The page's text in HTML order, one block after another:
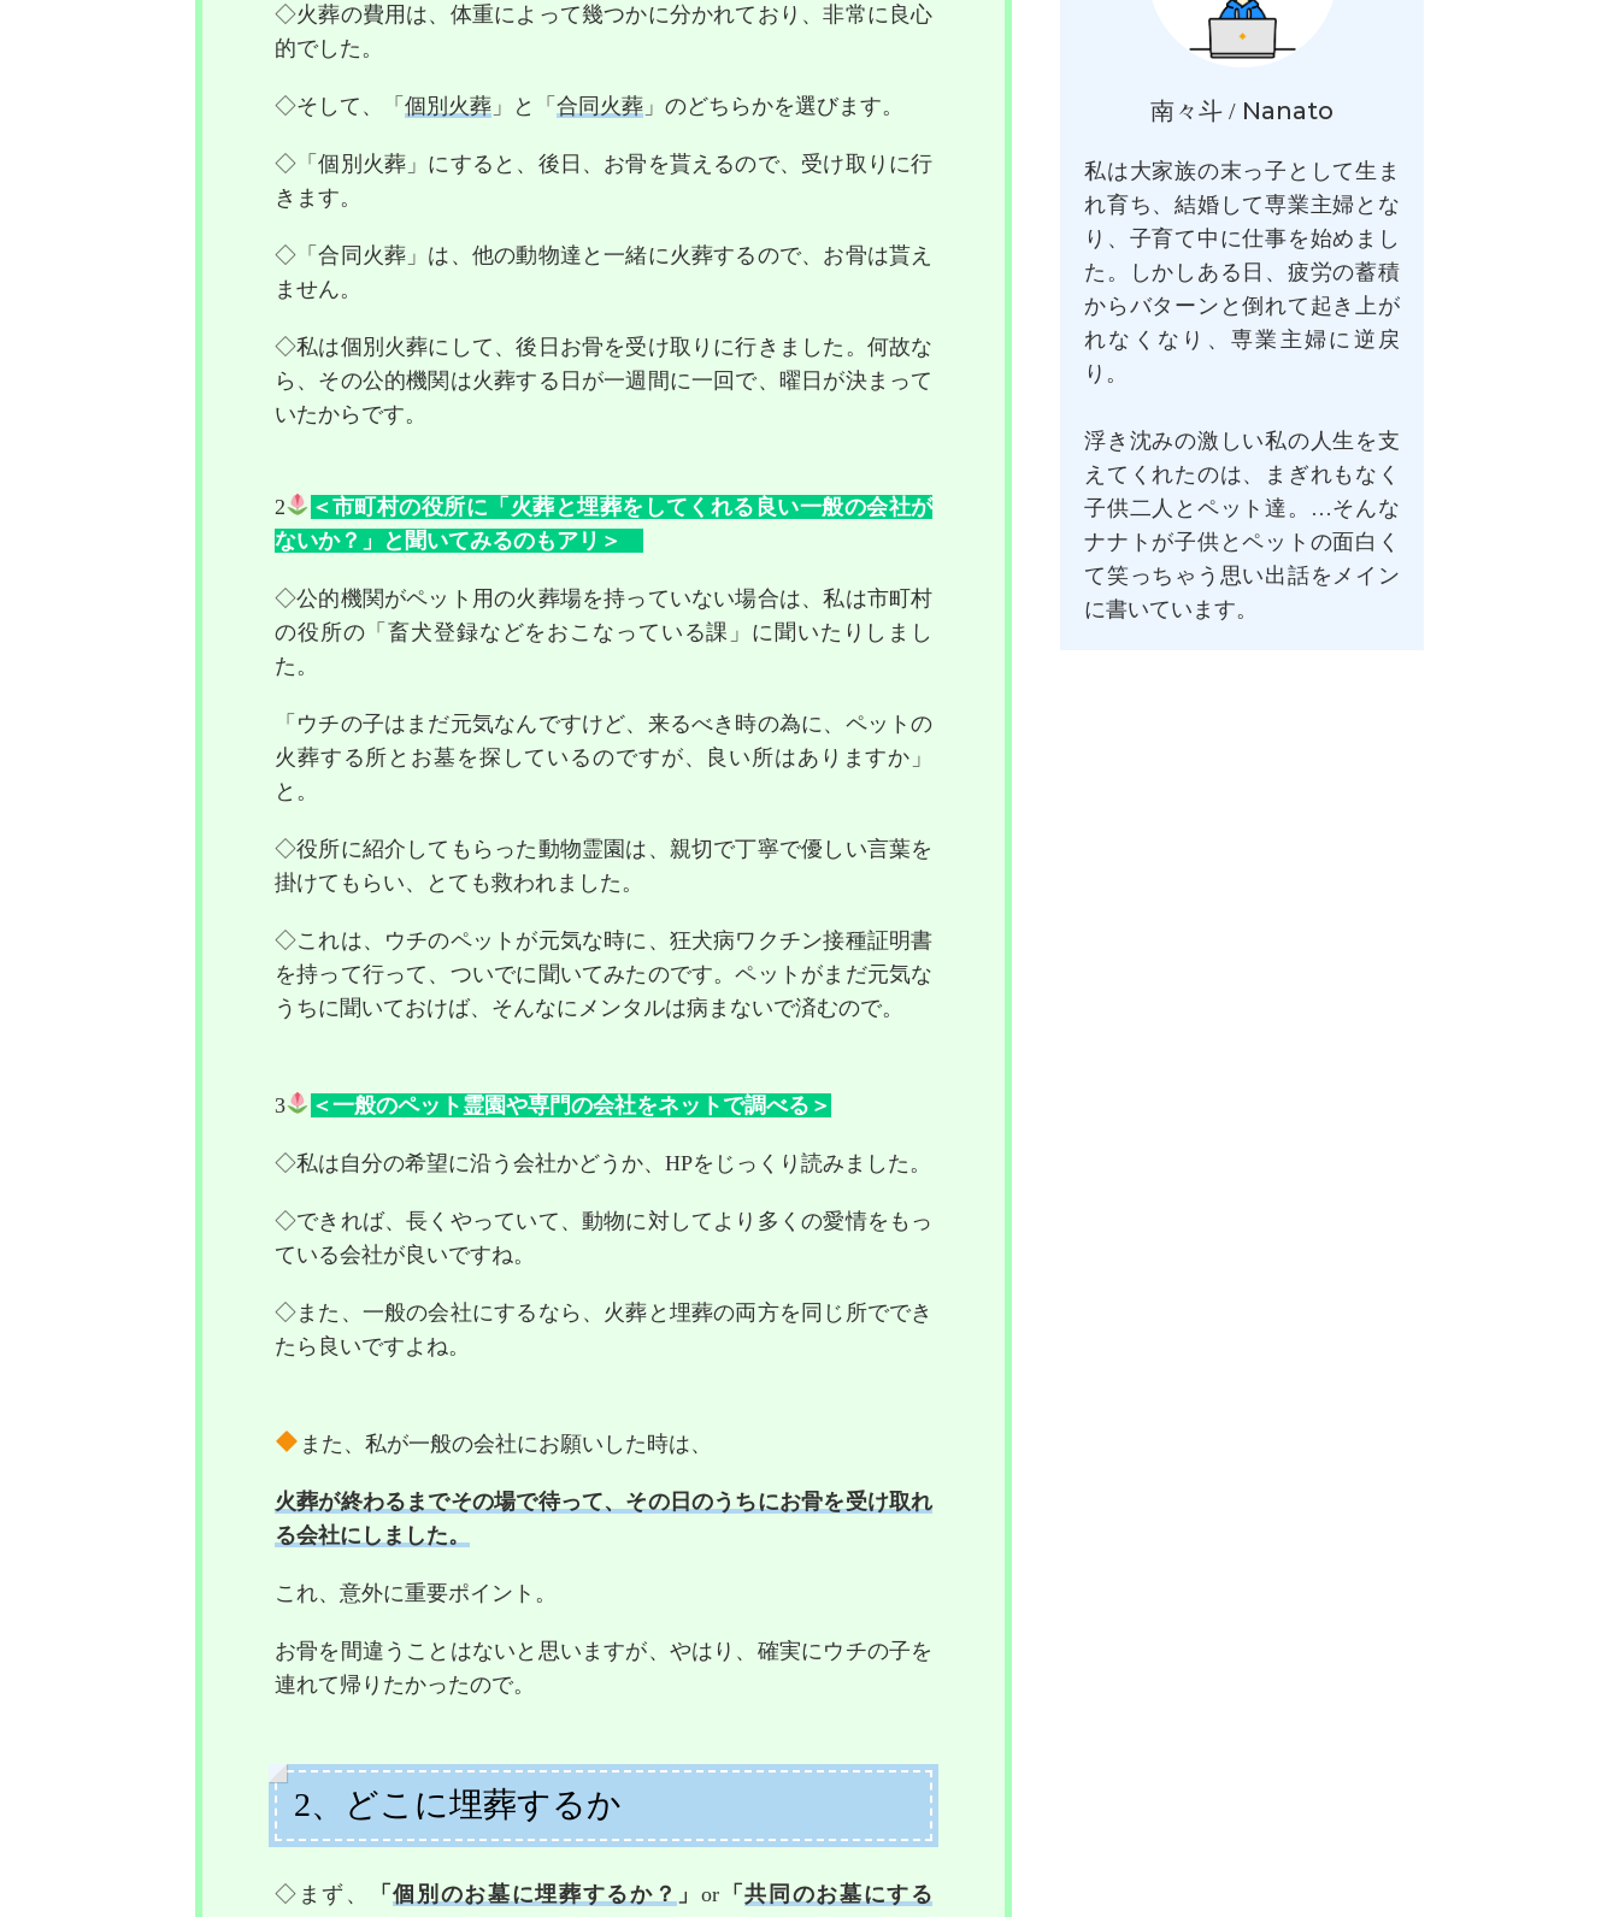
◇火葬の費用は、体重によって幾つかに分かれており、非常に良心
的でした。
◇そして、「個別火葬 」と「合同火葬 」のどちらかを選びます。
◇「個別火葬」にすると、後日、お骨を貰えるので、受け取りに行
きます。
◇「合同火葬」は、他の動物達と一緒に火葬するので、お骨は貰え
ません。
◇私は個別火葬にして、後日お骨を受け取りに行きました。何故な
ら、その公的機関は火葬する日が一週間に一回で、曜日が決まって
いたからです。
2
＜市町村の役所に「火葬と埋葬をしてくれる良い一般の会社が
ないか？」と聞いてみるのもアリ＞
◇公的機関がペット用の火葬場を持っていない場合は、私は市町村
の役所の「畜犬登録などをおこなっている課」に聞いたりしまし
た。
「ウチの子はまだ元気なんですけど、来るべき時の為に、ペットの
火葬する所とお墓を探しているのですが、良い所はありますか」
と。
◇役所に紹介してもらった動物霊園は、親切で丁寧で優しい言葉を
掛けてもらい、とても救われました。
◇これは、ウチのペットが元気な時に、狂犬病ワクチン接種証明書
を持って行って、ついでに聞いてみたのです。ペットがまだ元気な
うちに聞いておけば、そんなにメンタルは病まないで済むので。
3 ＜一般のペット霊園や専門の会社をネットで調べる＞
◇私は自分の希望に沿う会社かどうか、HPをじっくり読みました。
◇できれば、長くやっていて、動物に対してより多くの愛情をもっ
ている会社が良いですね。
◇また、一般の会社にするなら、火葬と埋葬の両方を同じ所ででき
たら良いですよね。
また、私が一般の会社にお願いした時は、
火葬が終わるまでその場で待って、その日のうちにお骨を受け取れ
る会社にしました。
これ、意外に重要ポイント。
お骨を間違うことはないと思いますが、やはり、確実にウチの子を
連れて帰りたかったので。
2、どこに埋葬するか
◇まず、 「個別のお墓に埋葬するか？ 」or 「共同のお墓にする
南々斗 / Nanato
私は大家族の末っ子として生ま
れ育ち、結婚して専業主婦とな
り、子育て中に仕事を始めまし
た。しかしある日、疲労の蓄積
からバターンと倒れて起き上が
れなくなり、専業主婦に逆戻
り。
浮き沈みの激しい私の人生を支
えてくれたのは、まぎれもなく
子供二人とペット達。…そんな
ナナトが子供とペットの面白く
て笑っちゃう思い出話をメイン
に書いています。